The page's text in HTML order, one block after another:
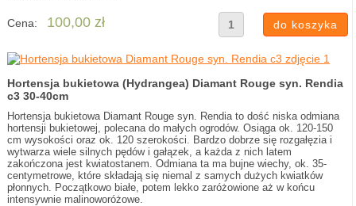
Cena: 100,00 zł
Hortensja bukietowa (Hydrangea) Diamant Rouge syn. Rendia
c3 30-40cm
Hortensja bukietowa Diamant Rouge syn. Rendia to dość niska odmiana
hortensji bukietowej, polecana do małych ogrodów. Osiąga ok. 120-150
cm wysokości oraz ok. 120 szerokości. Bardzo dobrze się rozgałęzia i
wytwarza wiele silnych pędów i gałązek, a każda z nich latem
zakończona jest kwiatostanem. Odmiana ta ma bujne wiechy, ok. 35-
centymetrowe, które składają się niemal z samych dużych kwiatków
płonnych. Początkowo białe, potem lekko zaróżowione aż w końcu
intensywnie malinoworóżowe.